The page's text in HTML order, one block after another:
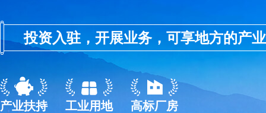
投资入驻，开展业务，可享地方的产
产业扶持 工业用地 高标厂房